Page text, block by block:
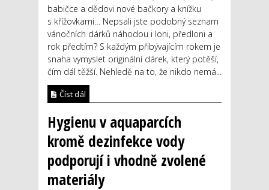
babičce a dědovi nové bačkory a knížku
s křížovkami… Nepsali jste podobný seznam
vánočních dárků náhodou i loni, předloni a
rok předtím? S každým přibývajícím rokem je
snaha vymyslet originální dárek, který potěší,
čím dál těžší. Nehledě na to, že nikdo nemá...
Číst dál
Hygienu v aquaparcích
kromě dezinfekce vody
podporují i vhodně zvolené
materiály